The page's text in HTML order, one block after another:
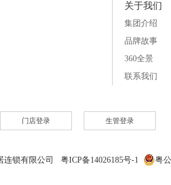
关于我们
集团介绍
品牌故事
360全景
联系我们
门店登录 生管登录
锁有限公司 粤ICP备14026185号-1 粤